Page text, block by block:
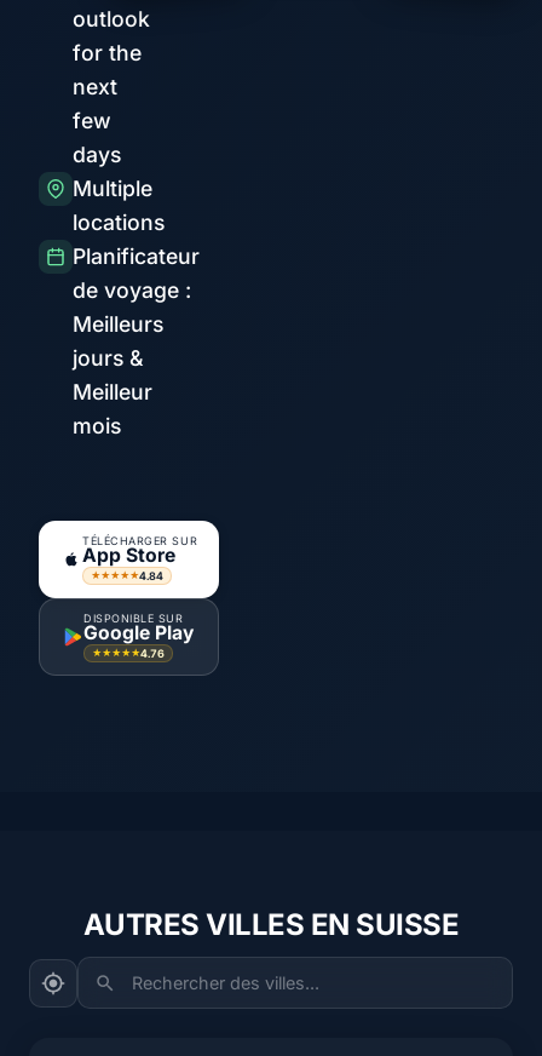
outlook
for the
next
few
days
Multiple
locations
Planificateur
de voyage :
Meilleurs
jours &
Meilleur
mois
TÉLÉCHARGER SUR
App Store
★★★★★4.84
DISPONIBLE SUR
Google Play
★★★★★4.76
AUTRES VILLES EN SUISSE
Rechercher des villes...